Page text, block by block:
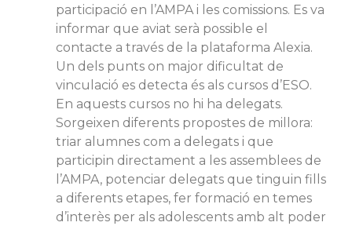
participació en l’AMPA i les comissions. Es va
informar que aviat serà possible el
contacte a través de la plataforma Alexia.
Un dels punts on major dificultat de
vinculació es detecta és als cursos d’ESO.
En aquests cursos no hi ha delegats.
Sorgeixen diferents propostes de millora:
triar alumnes com a delegats i que
participin directament a les assemblees de
l’AMPA, potenciar delegats que tinguin fills
a diferents etapes, fer formació en temes
d’interès per als adolescents amb alt poder